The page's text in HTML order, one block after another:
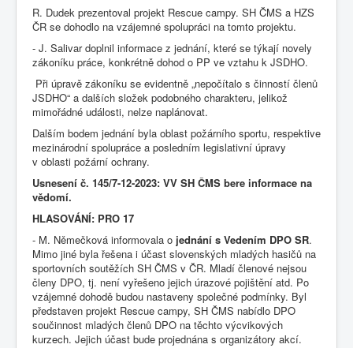
R. Dudek prezentoval projekt Rescue campy. SH ČMS a HZS
ČR se dohodlo na vzájemné spolupráci na tomto projektu.
- J. Salivar doplnil informace z jednání, které se týkají novely
zákoníku práce, konkrétně dohod o PP ve vztahu k JSDHO.
Při úpravě zákoníku se evidentně „nepočítalo s činností členů
JSDHO“ a dalších složek podobného charakteru, jelikož
mimořádné události, nelze naplánovat.
Dalším bodem jednání byla oblast požárního sportu, respektive
mezinárodní spolupráce a posledním legislativní úpravy
v oblasti požární ochrany.
Usnesení č. 145/7-12-2023: VV SH ČMS bere informace na
vědomí.
HLASOVÁNÍ: PRO 17
- M. Němečková informovala o jednání s Vedením DPO SR.
Mimo jiné byla řešena i účast slovenských mladých hasičů na
sportovních soutěžích SH ČMS v ČR. Mladí členové nejsou
členy DPO, tj. není vyřešeno jejich úrazové pojištění atd. Po
vzájemné dohodě budou nastaveny společné podmínky. Byl
představen projekt Rescue campy, SH ČMS nabídlo DPO
součinnost mladých členů DPO na těchto výcvikových
kurzech. Jejich účast bude projednána s organizátory akcí.